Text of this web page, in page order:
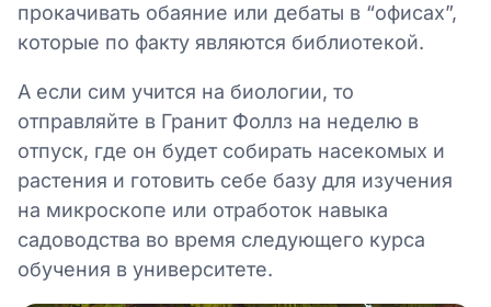
прокачивать обаяние или дебаты в “офисах”,
которые по факту являются библиотекой.
А если сим учится на биологии, то
отправляйте в Гранит Фоллз на неделю в
отпуск, где он будет собирать насекомых и
растения и готовить себе базу для изучения
на микроскопе или отработок навыка
садоводства во время следующего курса
обучения в университете.